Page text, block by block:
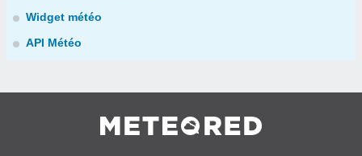
Widget météo
API Météo